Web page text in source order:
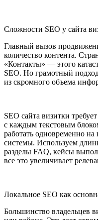
Сложности SEO у сайта
Главный вызов
количество контента.
«Контакты» — этого
SEO. Но грамотный
из скромного объема
SEO сайта визитки
с каждым текстовым
работать одновременно на
системы. Используем
разделы FAQ, кейсы
все это увеличивает
Локальное SEO как
Большинство владельцев